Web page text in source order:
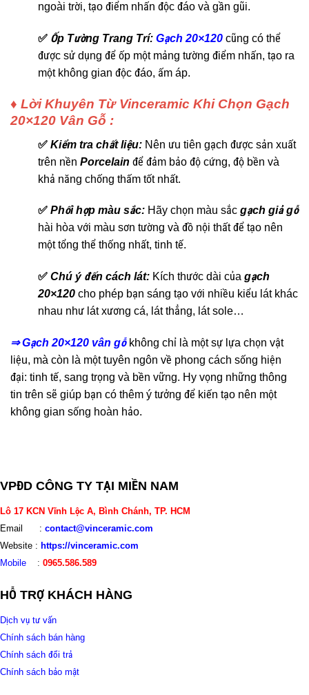
ngoài trời, tạo điểm nhấn độc đáo và gần gũi.
✅ Ốp Tường Trang Trí: Gạch 20×120 cũng có thể
được sử dụng để ốp một mảng tường điểm nhấn, tạo ra
một không gian độc đáo, ấm áp.
♦ Lời Khuyên Từ Vinceramic Khi Chọn Gạch
20×120 Vân Gỗ :
✅ Kiểm tra chất liệu: Nên ưu tiên gạch được sản xuất
trên nền Porcelain để đảm bảo độ cứng, độ bền và
khả năng chống thấm tốt nhất.
✅ Phối hợp màu sắc: Hãy chọn màu sắc gạch giả gỗ
hài hòa với màu sơn tường và đồ nội thất để tạo nên
một tổng thể thống nhất, tinh tế.
✅ Chú ý đến cách lát: Kích thước dài của gạch
20×120 cho phép bạn sáng tạo với nhiều kiểu lát khác
nhau như lát xương cá, lát thẳng, lát sole…
⇒ Gạch 20×120 vân gỗ không chỉ là một sự lựa chọn vật
liệu, mà còn là một tuyên ngôn về phong cách sống hiện
đại: tinh tế, sang trọng và bền vững. Hy vọng những thông
tin trên sẽ giúp bạn có thêm ý tưởng để kiến tạo nên một
không gian sống hoàn hảo.
VPĐD CÔNG TY TẠI MIỀN NAM
Lô 17 KCN Vĩnh Lộc A, Bình Chánh, TP. HCM
Email : contact@vinceramic.com
Website : https://vinceramic.com
Mobile : 0965.586.589
HỖ TRỢ KHÁCH HÀNG
Dịch vụ tư vấn
Chính sách bán hàng
Chính sách đổi trả
Chính sách bảo mật